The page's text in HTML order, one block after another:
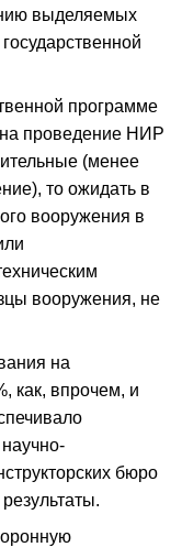
выделяемых
программе
проведение НИР
(менее
то ожидать в
вооружения в
вооружения, не
на
как, впрочем, и
бюро